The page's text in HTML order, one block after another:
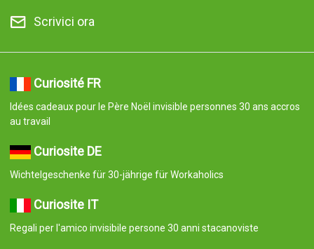
Scrivici ora
Curiosité FR
Idées cadeaux pour le Père Noël invisible personnes 30 ans accros
au travail
Curiosite DE
Wichtelgeschenke für 30-jährige für Workaholics
Curiosite IT
Regali per l'amico invisibile persone 30 anni stacanoviste